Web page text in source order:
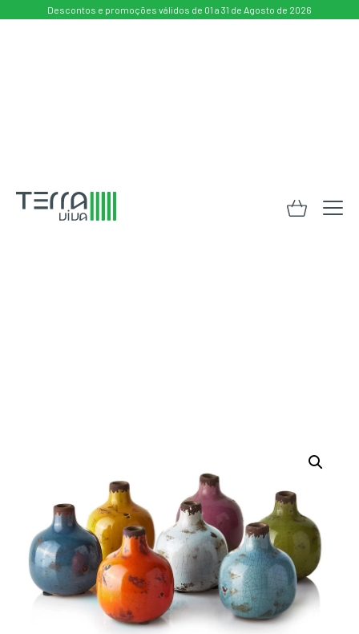
Descontos e promoções válidos de 01 a 31 de Agosto de 2026